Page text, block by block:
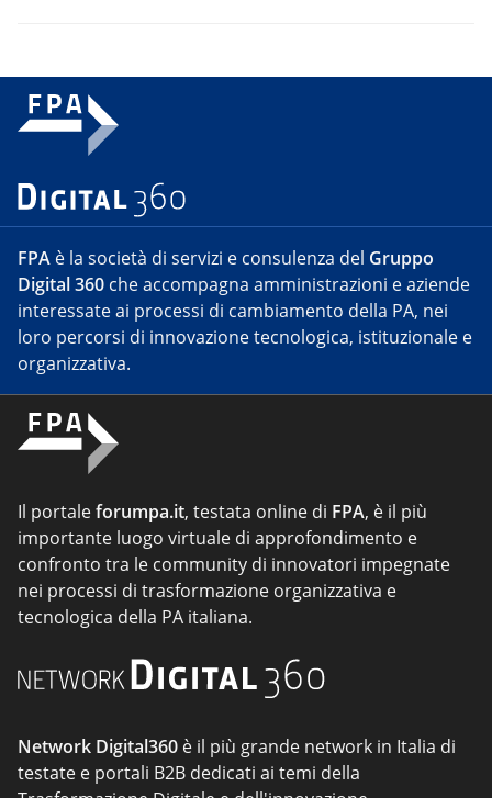
FPA è la società di servizi e consulenza del Gruppo
Digital 360 che accompagna amministrazioni e aziende
interessate ai processi di cambiamento della PA, nei
loro percorsi di innovazione tecnologica, istituzionale e
organizzativa.
Il portaleforumpa.it, testata online di FPA, è il più
importante luogo virtuale di approfondimento e
confronto tra le community di innovatori impegnate
nei processi di trasformazione organizzativa e
tecnologica della PA italiana.
Network Digital360 è il più grande network in Italia di
testate e portali B2B dedicati ai temi della